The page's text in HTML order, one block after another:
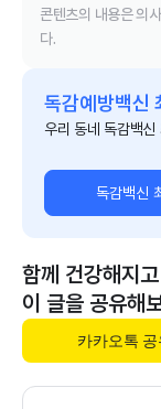
콘텐츠의 내용은 의
다.
독감예방백신
우리 동네 독감백신
독감백신
함께 건강해지
이 글을 공유해
카카오톡 공